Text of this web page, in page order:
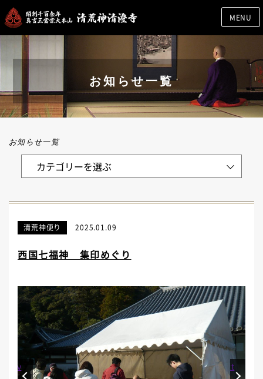
MENU
お知らせ一覧
お知らせ一覧
清荒神便り 2025.01.09
西国七福神 集印めぐり
Prev Next